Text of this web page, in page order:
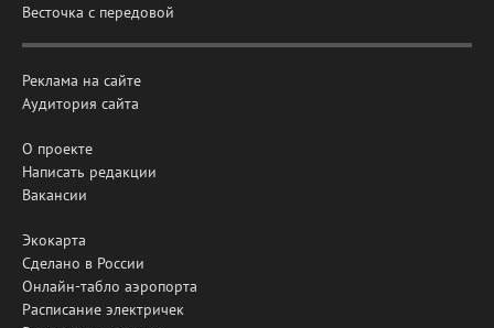
Весточка с передовой
Реклама на сайте
Аудитория сайта
О проекте
Написать редакции
Вакансии
Экокарта
Сделано в России
Онлайн-табло аэропорта
Расписание электричек